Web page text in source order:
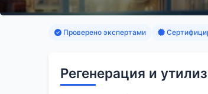
Проверено экспертами
Регенерация и